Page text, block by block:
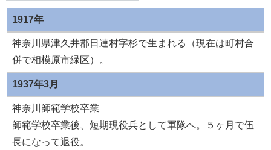
1917年
神奈川県津久井郡日連村字杉で生まれる（現在は町村合
併で相模原市緑区）。
1937年3月
神奈川師範学校卒業
師範学校卒業後、短期現役兵として軍隊へ。５ヶ月で伍
長になって退役。